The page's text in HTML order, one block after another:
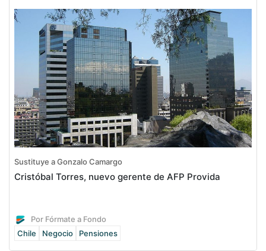
Sustituye a Gonzalo Camargo
Cristóbal Torres, nuevo gerente de AFP Provida
Por Fórmate a Fondo
Chile
Negocio Pensiones